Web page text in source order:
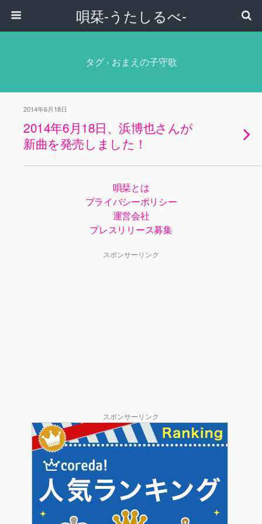
唄栞-うたしるべ-
タグ › おまえの子守歌
2014年6月18日
2014年6月18日、浜博也さんが
新曲を発売しました！
唄栞とは
プライバシーポリシー
運営会社
プレスリリース募集
スポンサーリンク
スポンサーリンク